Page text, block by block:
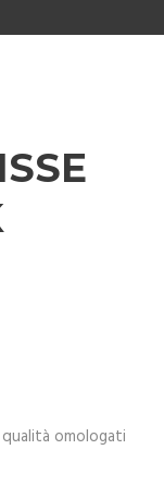
omologati